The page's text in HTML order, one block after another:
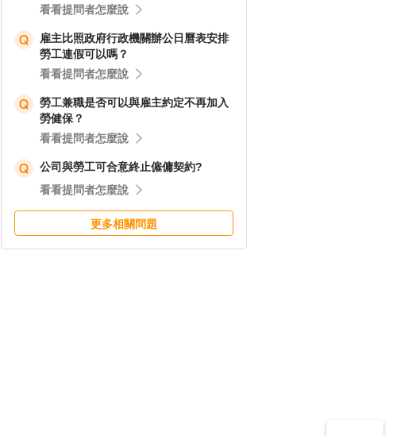
看看提問者怎麼說
雇主比照政府行政機關辦公日曆表安排
勞工連假可以嗎？
看看提問者怎麼說
勞工兼職是否可以與雇主約定不再加入
勞健保？
看看提問者怎麼說
公司與勞工可合意終止僱傭契約?
看看提問者怎麼說
更多相關問題